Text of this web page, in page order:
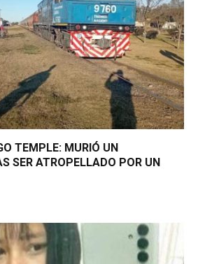
TEMPLE: MURIÓ UN
SER ATROPELLADO POR UN